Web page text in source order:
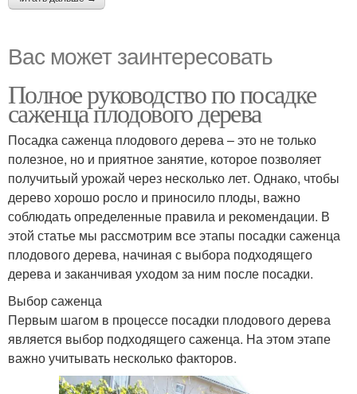
Вас может заинтересовать
Полное руководство по посадке
саженца плодового дерева
Посадка саженца плодового дерева – это не только
полезное, но и приятное занятие, которое позволяет
получитьый урожай через несколько лет. Однако, чтобы
дерево хорошо росло и приносило плоды, важно
соблюдать определенные правила и рекомендации. В
этой статье мы рассмотрим все этапы посадки саженца
плодового дерева, начиная с выбора подходящего
дерева и заканчивая уходом за ним после посадки.
Выбор саженца
Первым шагом в процессе посадки плодового дерева
является выбор подходящего саженца. На этом этапе
важно учитывать несколько факторов.